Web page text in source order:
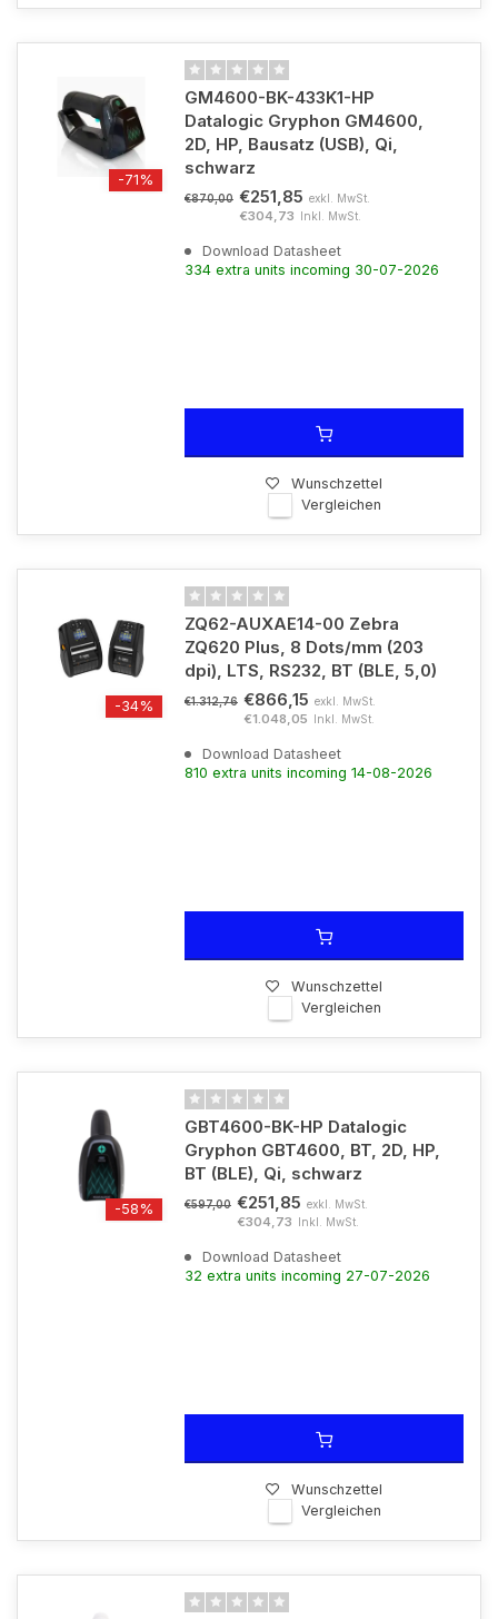
-71%
GM4600-BK-433K1-HP
Datalogic Gryphon GM4600,
2D, HP, Bausatz (USB), Qi,
schwarz
€870,00 €251,85 exkl. MwSt.
€304,73 Inkl. MwSt.
Download Datasheet
334 extra units incoming 30-07-2026
Wunschzettel
Vergleichen
-34%
ZQ62-AUXAE14-00 Zebra
ZQ620 Plus, 8 Dots/mm (203
dpi), LTS, RS232, BT (BLE, 5,0)
€1.312,76 €866,15 exkl. MwSt.
€1.048,05 Inkl. MwSt.
Download Datasheet
810 extra units incoming 14-08-2026
Wunschzettel
Vergleichen
-58%
GBT4600-BK-HP Datalogic
Gryphon GBT4600, BT, 2D, HP,
BT (BLE), Qi, schwarz
€597,00 €251,85 exkl. MwSt.
€304,73 Inkl. MwSt.
Download Datasheet
32 extra units incoming 27-07-2026
Wunschzettel
Vergleichen